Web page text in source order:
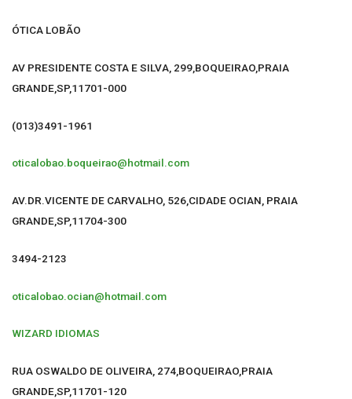
ÓTICA LOBÃO
AV PRESIDENTE COSTA E SILVA, 299,BOQUEIRAO,PRAIA
GRANDE,SP,11701-000
(013)3491-1961
oticalobao.boqueirao@hotmail.com
AV.DR.VICENTE DE CARVALHO, 526,CIDADE OCIAN, PRAIA
GRANDE,SP,11704-300
3494-2123
oticalobao.ocian@hotmail.com
WIZARD IDIOMAS
RUA OSWALDO DE OLIVEIRA, 274,BOQUEIRAO,PRAIA
GRANDE,SP,11701-120